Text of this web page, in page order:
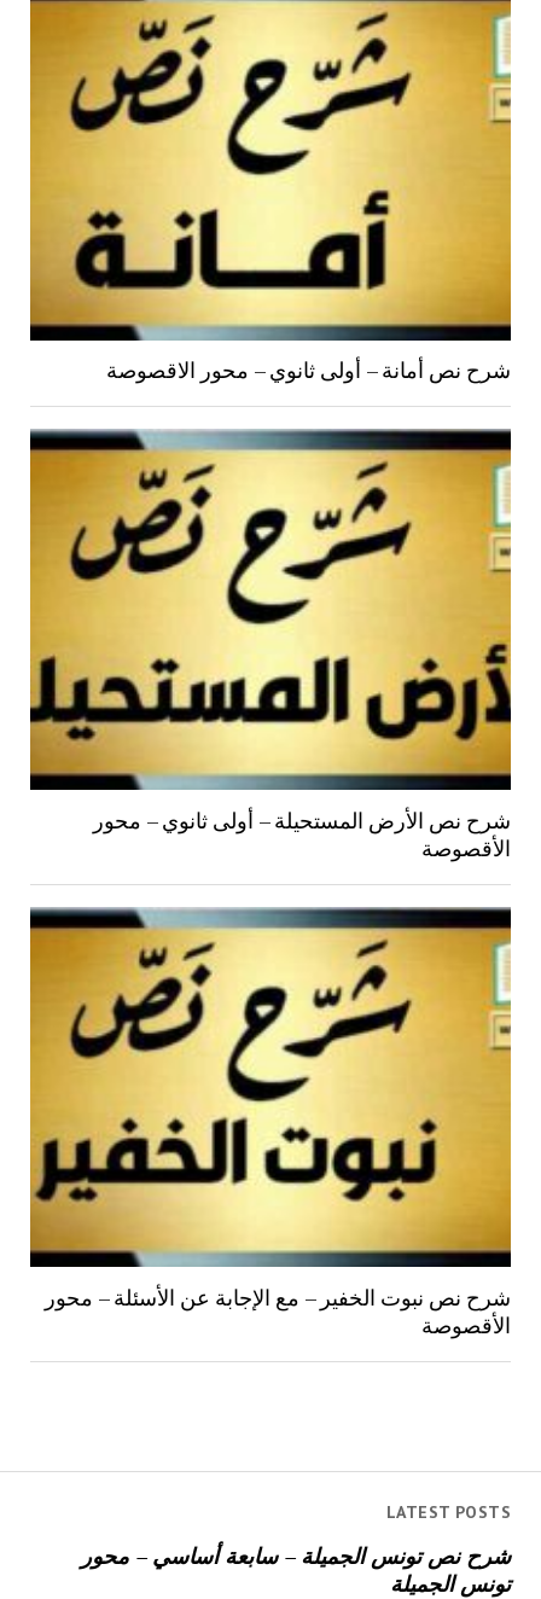
LATEST POSTS
شرح نص تونس الجميلة – سابعة أساسي – محور
تونس الجميلة
شرح نص أمانة – أولى ثانوي – محور الاقصوصة
شرح نص الأرض المستحيلة – أولى ثانوي – محور
الأقصوصة
شرح نص نبوت الخفير – مع الإجابة عن الأسئلة – محور
الأقصوصة